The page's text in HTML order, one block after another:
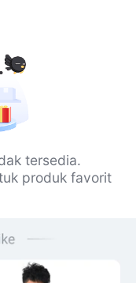
tersedia.
produk favorit